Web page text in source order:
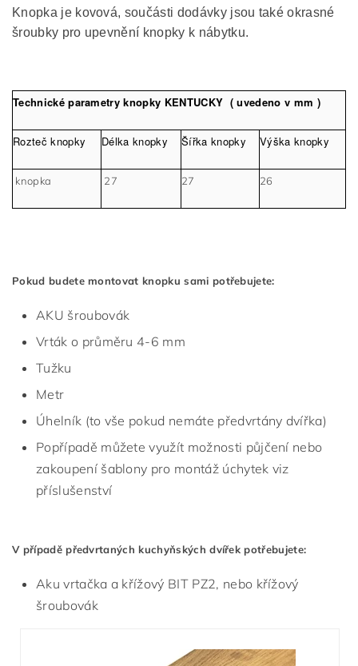
Knopka je kovová, součásti dodávky jsou také okrasné
šroubky pro upevnění knopky k nábytku.
Technické parametry knopky KENTUCKY ( uvedeno v mm )
Rozteč knopky Délka knopky Šířka knopky Výška knopky
knopka 27 27 26
Pokud budete montovat knopku sami potřebujete:
AKU šroubovák
Vrták o průměru 4-6 mm
Tužku
Metr
Úhelník (to vše pokud nemáte předvrtány dvířka)
Popřípadě můžete využít možnosti půjčení nebo
zakoupení šablony pro montáž úchytek viz
příslušenství
V případě předvrtaných kuchyňských dvířek potřebujete:
Aku vrtačka a křížový BIT PZ2, nebo křížový
šroubovák